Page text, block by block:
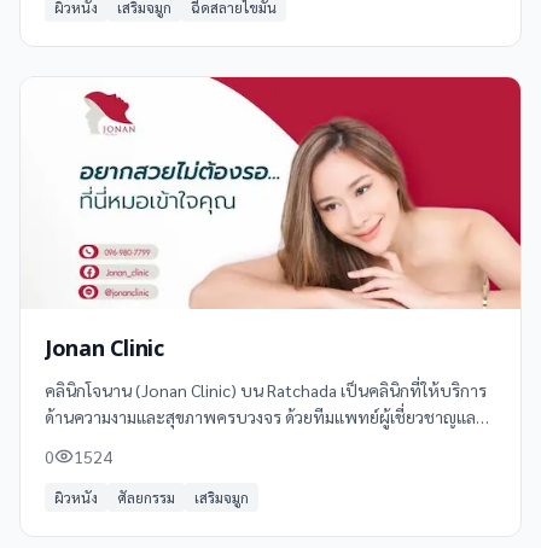
ผิวหนัง เสริมจมูก ฉีดสลายไขมัน
Jonan Clinic
คลินิกโจนาน (Jonan Clinic) บน Ratchada เป็นคลินิกที่ให้บริการ
ด้านความงามและสุขภาพครบวงจร ด้วยทีมแพทย์ผู้เชี่ยวชาญและ
สูงสุด
0 1524
ผิวหนัง ศัลยกรรม เสริมจมูก